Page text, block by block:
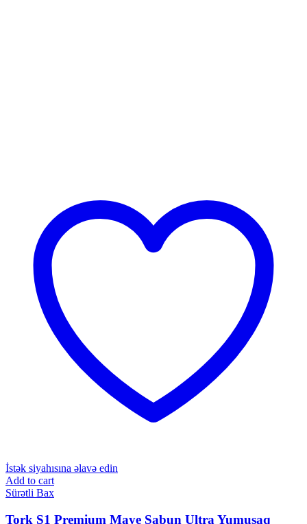
İstək siyahısına əlavə edin
Add to cart
Sürətli Bax
Tork S1 Premium Maye Sabun Ultra Yumuşaq